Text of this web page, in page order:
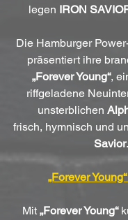
legen IRON
Die Hamburger
präsentiert ihre
„Forever Young“,
riffgeladene
unsterblichen
frisch, hymnisch und
Savior.
„Forever
Mit „Forever Young“